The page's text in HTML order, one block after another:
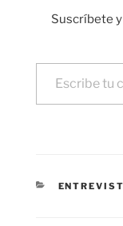
Suscríbete
Escribe tu correo electrónico…